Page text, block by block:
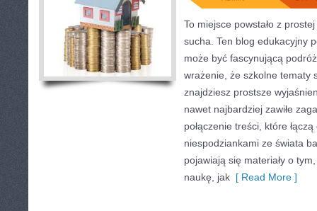
To miejsce powstało z
sucha. Ten blog edukacyjny
może być fascynującą
wrażenie, że szkolne tematy
znajdziesz prostsze
nawet najbardziej zawiłe
połączenie treści, które
niespodziankami ze świata
pojawiają się materiały o
naukę, jak [ Read More ]